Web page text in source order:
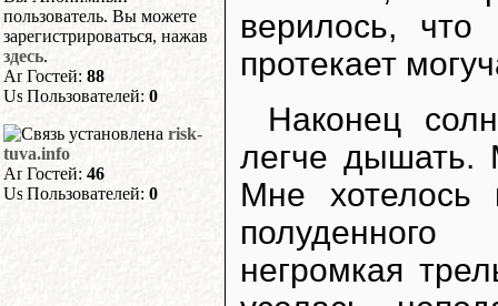
пользователь. Вы можете
зарегистрироваться, нажав
здесь.
Гостей: 88
Пользователей: 0
risk-
tuva.info
Гостей: 46
Пользователей: 0
верилось, что
протекает
Наконец
легче дышать.
Мне хотелось
негромкая